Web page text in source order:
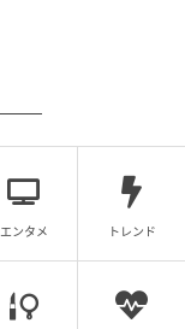
エンタメ トレンド